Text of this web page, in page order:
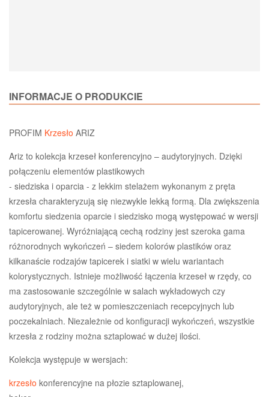
INFORMACJE O PRODUKCIE
PROFIM Krzesło ARIZ
Ariz to kolekcja krzeseł konferencyjno – audytoryjnych. Dzięki
połączeniu elementów plastikowych
- siedziska i oparcia - z lekkim stelażem wykonanym z pręta
krzesła charakteryzują się niezwykle lekką formą. Dla zwiększenia
komfortu siedzenia oparcie i siedzisko mogą występować w wersji
tapicerowanej. Wyróżniającą cechą rodziny jest szeroka gama
różnorodnych wykończeń – siedem kolorów plastików oraz
kilkanaście rodzajów tapicerek i siatki w wielu wariantach
kolorystycznych. Istnieje możliwość łączenia krzeseł w rzędy, co
ma zastosowanie szczególnie w salach wykładowych czy
audytoryjnych, ale też w pomieszczeniach recepcyjnych lub
poczekalniach. Niezależnie od konfiguracji wykończeń, wszystkie
krzesła z rodziny można sztaplować w dużej ilości.
Kolekcja występuje w wersjach:
krzesło konferencyjne na płozie sztaplowanej,